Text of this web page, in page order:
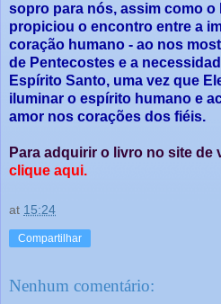
sopro para nós, assim como o
propiciou o encontro entre a
coração humano - ao nos
de Pentecostes e a
Espírito Santo, uma vez que
iluminar o espírito humano e
amor nos corações dos fiéis.
Para adquirir o livro no site de
clique aqui.
at 15:24
Compartilhar
Nenhum comentário: